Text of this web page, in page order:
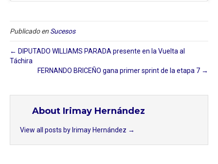
Publicado en Sucesos
← DIPUTADO WILLIAMS PARADA presente en la Vuelta al
Táchira
FERNANDO BRICEÑO gana primer sprint de la etapa 7 →
About Irimay Hernández
View all posts by Irimay Hernández →